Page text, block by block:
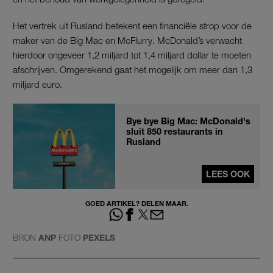
Het vertrek uit Rusland betekent een financiële strop voor de
maker van de Big Mac en McFlurry. McDonald’s verwacht
hierdoor ongeveer 1,2 miljard tot 1,4 miljard dollar te moeten
afschrijven. Omgerekend gaat het mogelijk om meer dan 1,3
miljard euro.
Bye bye Big Mac: McDonald's
sluit 850 restaurants in
Rusland
LEES OOK
GOED ARTIKEL? DELEN MAAR.
BRON ANP FOTO PEXELS